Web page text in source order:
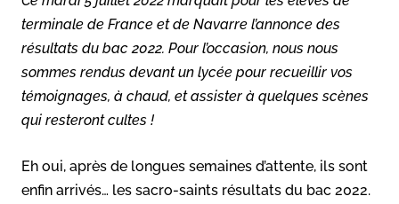
terminale de France et de Navarre l’annonce des
résultats du bac 2022. Pour l’occasion, nous nous
sommes rendus devant un lycée pour recueillir vos
témoignages, à chaud, et assister à quelques scènes
qui resteront cultes !
Eh oui, après de longues semaines d’attente, ils sont
enfin arrivés… les sacro-saints résultats du bac 2022.